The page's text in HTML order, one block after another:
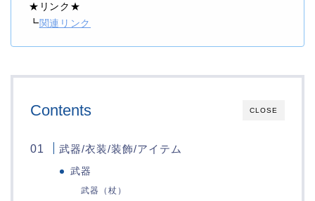
★リンク★
┗関連リンク
CLOSE
Contents
武器/衣装/装飾/アイテム
武器
武器（杖）